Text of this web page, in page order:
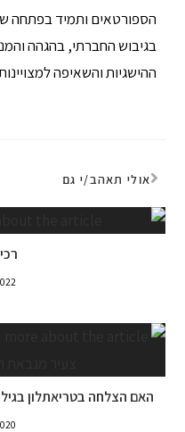
הספורטאים ותמיד בפתחה
בגיבוש החברתי, בהגהה
ההישגיות והשאיפה
אולי תאהב/י גם
האם הצלחה בטריאתלון